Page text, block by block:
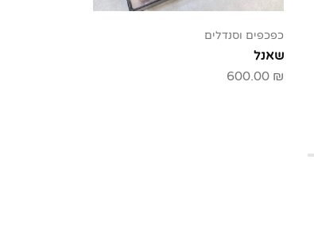
כפכפים וסנדלים
שאנל
600.00 ₪